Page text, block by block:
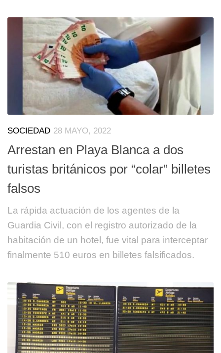
SOCIEDAD 28 MAYO, 2022
Arrestan en Playa Blanca a dos
turistas británicos por “colar” billetes
falsos
La rápida actuación de los agentes de la
Guardia Civil, con el registro autorizado de la
habitación de un hotel, fue vital para interceptar
finalmente 510 euros en billetes falsificados.